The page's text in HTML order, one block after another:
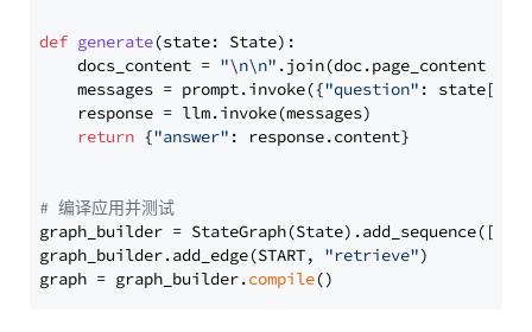
def generate(state: State):
    docs_content =
"\n\n" .join(doc.page_content
    messages = prompt.invoke({
"question" : state[
    response = llm.invoke(messages)
return {"answer" : response.content}
# 编译应用并测试
graph_builder =
graph_builder.add_edge(START, "retrieve")
graph = graph_builder.compile